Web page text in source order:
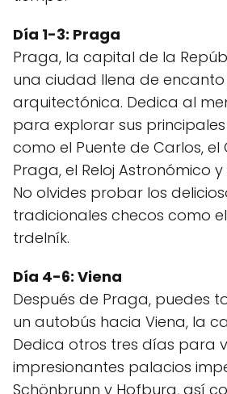
Día 1-3: Praga
Praga, la capital de la
una ciudad llena de encanto
arquitectónica. Dedica al
para explorar sus
como el Puente de Carlos, el
Praga, el Reloj Astronómico
No olvides probar los
tradicionales checos como
trdelník.
Día 4-6: Viena
Después de Praga, puedes
un autobús hacia Viena, la
Dedica otros tres días para
impresionantes palacios
Schönbrunn y Hofburg, así